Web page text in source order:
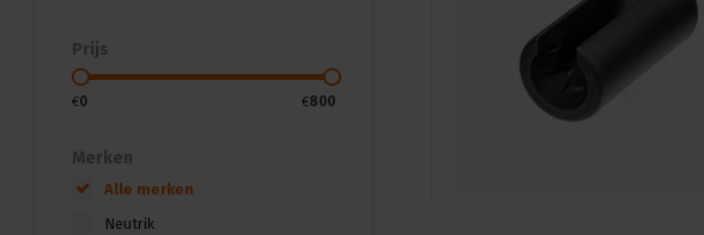
Prijs
€0 €800
Merken
Alle merken
Neutrik